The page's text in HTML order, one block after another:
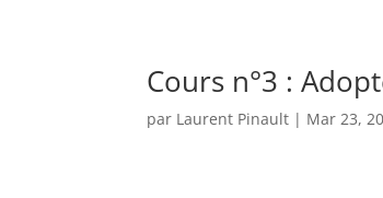
Cours n°3 :
par Laurent Pinault | Mar 23,